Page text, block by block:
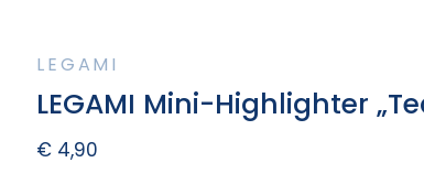
LEGAMI
LEGAMI Mini-Highlighter
€ 4,90